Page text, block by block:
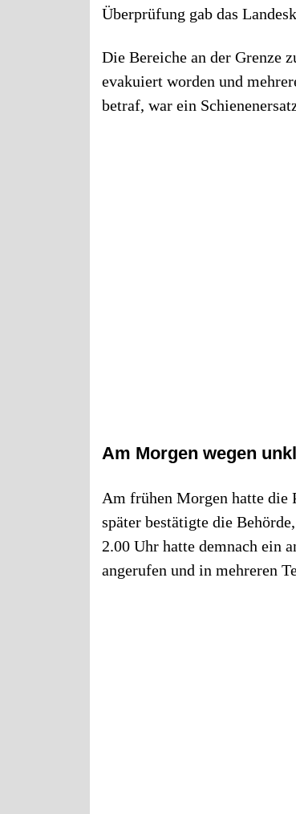
Überprüfung gab das
Die Bereiche an der Grenze
evakuiert worden und
betraf, war ein
Am Morgen wegen
Am frühen Morgen hatte die
später bestätigte die
2.00 Uhr hatte demnach ein
angerufen und in mehreren